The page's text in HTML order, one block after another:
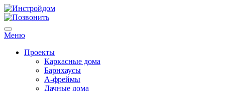
Меню
Проекты
Каркасные дома
Барнхаусы
А-фреймы
Дачные дома